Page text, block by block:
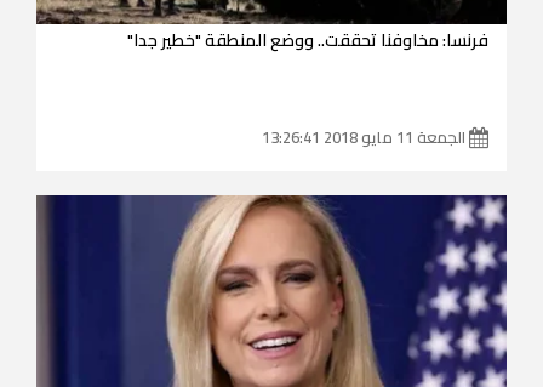
فرنسا: مخاوفنا تحققت.. ووضع المنطقة "خطير جدا"
الجمعة 11 مايو 2018 13:26:41